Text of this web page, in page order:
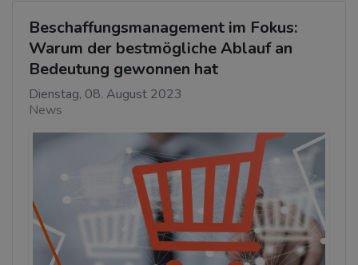
Beschaffungsmanagement im Fokus:
Warum der bestmögliche Ablauf an
Bedeutung gewonnen hat
Dienstag, 08. August 2023
News